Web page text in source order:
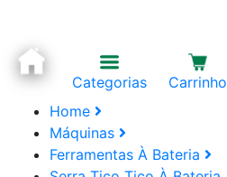
Categorias Carrinho
Home
Máquinas
Ferramentas À Bateria